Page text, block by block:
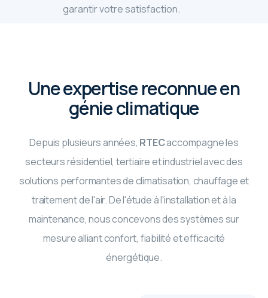
garantir votre satisfaction.
Une expertise reconnue en
génie climatique
Depuis plusieurs années, RTECaccompagne les
secteurs résidentiel, tertiaire et industriel avec des
solutions performantes de climatisation, chauffage et
traitement de l'air. De l'étude à l'installation et à la
maintenance, nous concevons des systèmes sur
mesure alliant confort, fiabilité et efficacité
énergétique.